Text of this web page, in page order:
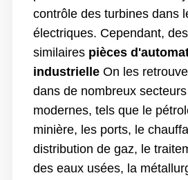
contrôle des turbines dans
électriques. Cependant,
similaires pièces
industrielleOn les
dans de nombreux
modernes, tels que le
minière, les ports, le
distribution de gaz, le
des eaux usées, la